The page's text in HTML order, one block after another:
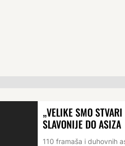
„VELIKE SMO
SLAVONIJE DO ASIZA
110 framaša i duhovnih